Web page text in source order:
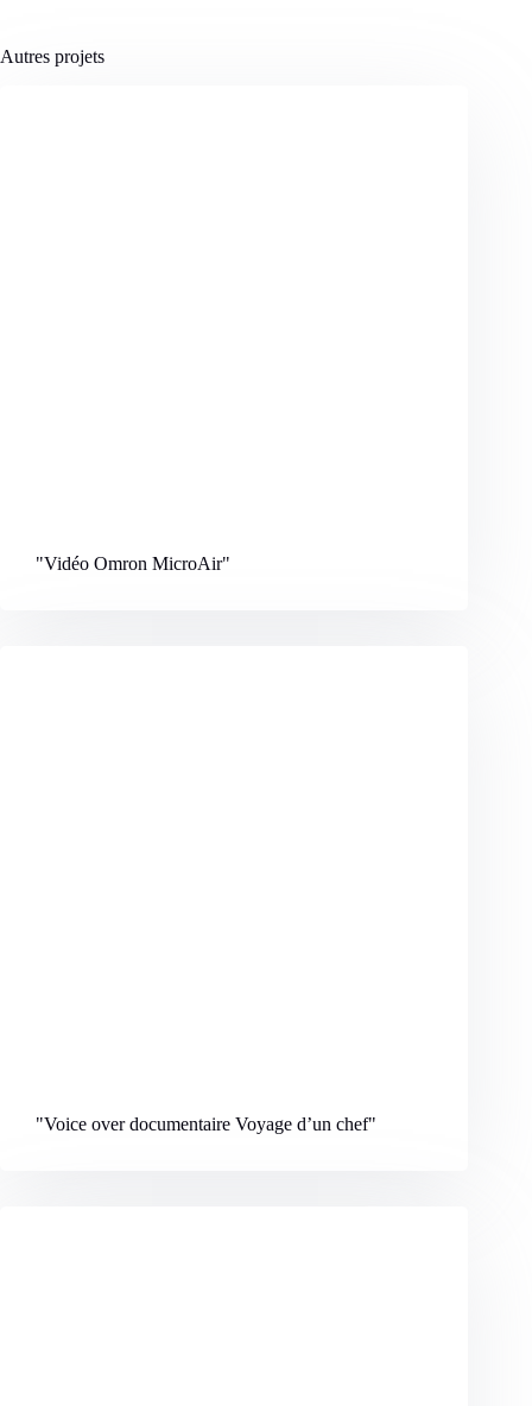
Autres projets
"Vidéo Omron MicroAir"
"Voice over documentaire Voyage d’un chef"